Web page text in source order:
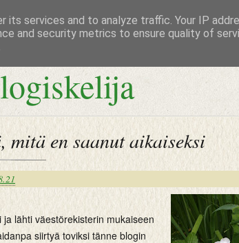
en saanut aikaiseksi
lähti väestörekisterin mukaiseen
siirtyä toviksi tänne blogin
services and to analyze traffic. Your IP
and security metrics to ensure quality of